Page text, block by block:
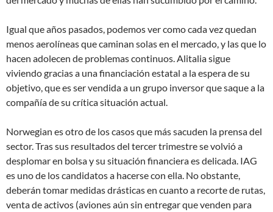
Igual que años pasados, podemos ver como cada vez quedan
menos aerolíneas que caminan solas en el mercado, y las que lo
hacen adolecen de problemas continuos. Alitalia sigue
viviendo gracias a una financiación estatal a la espera de su
objetivo, que es ser vendida a un grupo inversor que saque a la
compañía de su crítica situación actual.
Norwegian es otro de los casos que más sacuden la prensa del
sector. Tras sus resultados del tercer trimestre se volvió a
desplomar en bolsa y su situación financiera es delicada. IAG
es uno de los candidatos a hacerse con ella. No obstante,
deberán tomar medidas drásticas en cuanto a recorte de rutas,
venta de activos (aviones aún sin entregar que venden para